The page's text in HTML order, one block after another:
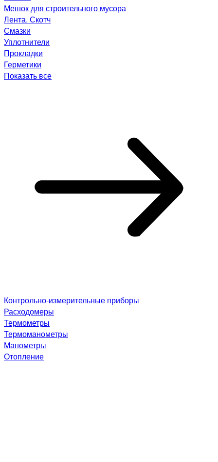
Мешок для строительного мусора
Лента. Скотч
Смазки
Уплотнители
Прокладки
Герметики
Показать все
Контрольно-измерительные приборы
Расходомеры
Термометры
Термоманометры
Манометры
Отопление